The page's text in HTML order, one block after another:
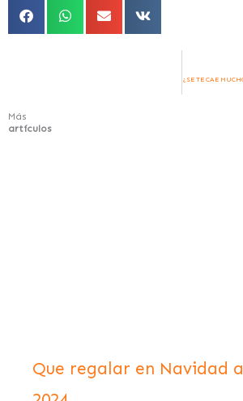
Más
artículos
Que regalar en Navidad